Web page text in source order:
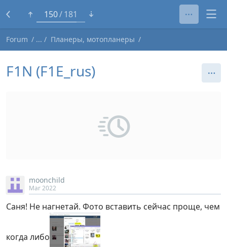
126 181
Forum Планеры, мотопланеры
F1N (F1E_rus)
moonchild
Mar 2022
Саня! Не нагнетай. Фото вставить сейчас проще, чем
когда либо